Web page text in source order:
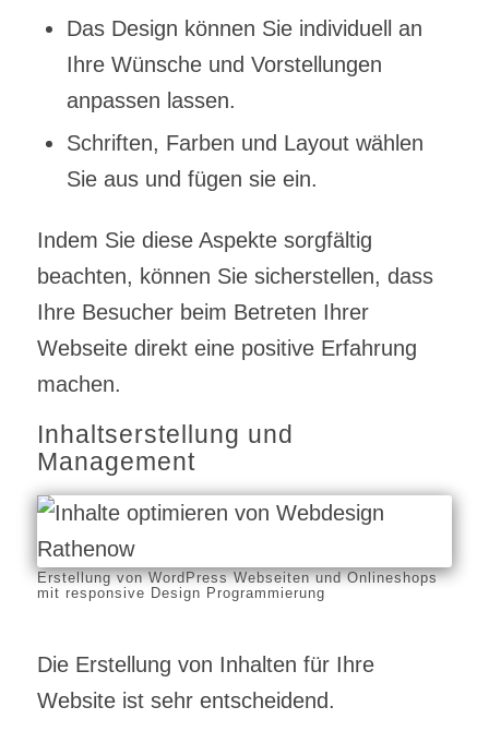
Das Design können Sie individuell an
Ihre Wünsche und Vorstellungen
anpassen lassen.
Schriften, Farben und Layout wählen
Sie aus und fügen sie ein.
Indem Sie diese Aspekte sorgfältig
beachten, können Sie sicherstellen, dass
Ihre Besucher beim Betreten Ihrer
Webseite direkt eine positive Erfahrung
machen.
Inhaltserstellung und
Management
Erstellung von WordPress Webseiten und Onlineshops
mit responsive Design Programmierung
Die Erstellung von Inhalten für Ihre
Website ist sehr entscheidend.